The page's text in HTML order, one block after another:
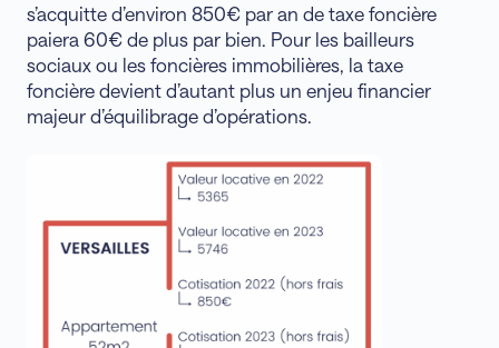
s’acquitte d’environ 850€ par an de taxe foncière
paiera 60€ de plus par bien. Pour les bailleurs
sociaux ou les foncières immobilières, la taxe
foncière devient d’autant plus un enjeu financier
majeur d’équilibrage d’opérations.